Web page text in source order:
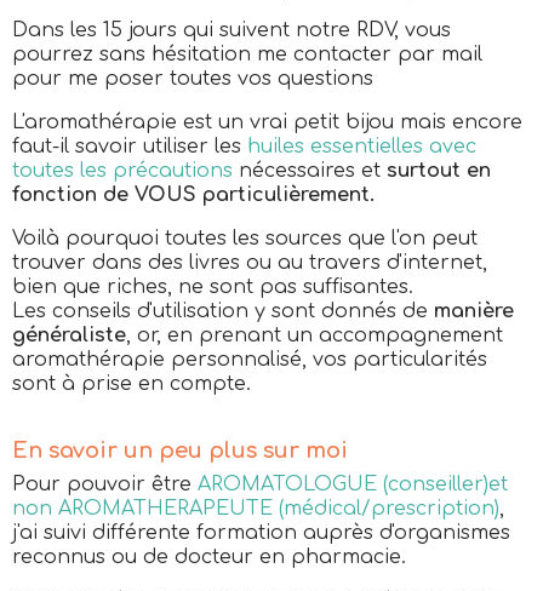
Dans les 15 jours qui suivent notre RDV, vous
pourrez sans hésitation me contacter par mail
pour me poser toutes vos questions
L'aromathérapie est un vrai petit bijou mais encore
faut-il savoir utiliser les huiles essentielles avec
toutes les précautions nécessaires et surtout en
fonction de VOUS particulièrement.
Voilà pourquoi toutes les sources que l'on peut
trouver dans des livres ou au travers d'internet,
bien que riches, ne sont pas suffisantes.
Les conseils d'utilisation y sont donnés de manière
généraliste, or, en prenant un accompagnement
aromathérapie personnalisé, vos particularités
sont à prise en compte.
En savoir un peu plus sur moi
Pour pouvoir être AROMATOLOGUE (conseiller)et
non AROMATHERAPEUTE (médical/prescription),
j'ai suivi différente formation auprès d'organismes
reconnus ou de docteur en pharmacie.